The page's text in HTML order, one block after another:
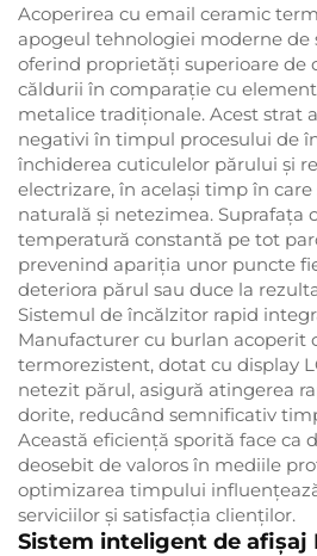
Acoperirea cu email ceramic
apogeul tehnologiei moderne de
oferind proprietăți superioare de
căldurii în comparație cu
metalice tradiționale. Acest strat
negativi în timpul procesului de
închiderea cuticulelor părului și
electrizare, în același timp în
naturală și netezimea. Suprafața
temperatură constantă pe tot
prevenind apariția unor puncte
deteriora părul sau duce la
Sistemul de încălzitor rapid
Manufacturer cu burlan acoperit
termorezistent, dotat cu display
netezit părul, asigură atingerea
dorite, reducând semnificativ
Această eficiență sporită face ca
deosebit de valoros în mediile
optimizarea timpului
serviciilor și satisfacția clienților.
Sistem inteligent de afișaj